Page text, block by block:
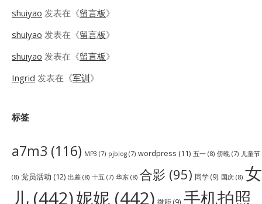
shuiyao 发表在《留言板》
shuiyao 发表在《留言板》
shuiyao 发表在《留言板》
Ingrid 发表在《军训》
标签
a7m3 (116) MP3 (7) pjblog (7) wordpress (11) 五一 (8) 傍晚 (7) 儿童节
(8) 党员活动 (12) 出差 (8) 十五 (7) 华东 (8) 合影 (95) 同学(9) 国庆 (8) 女
儿 (442)妮妮 (442) 微距(9) 手机拍照